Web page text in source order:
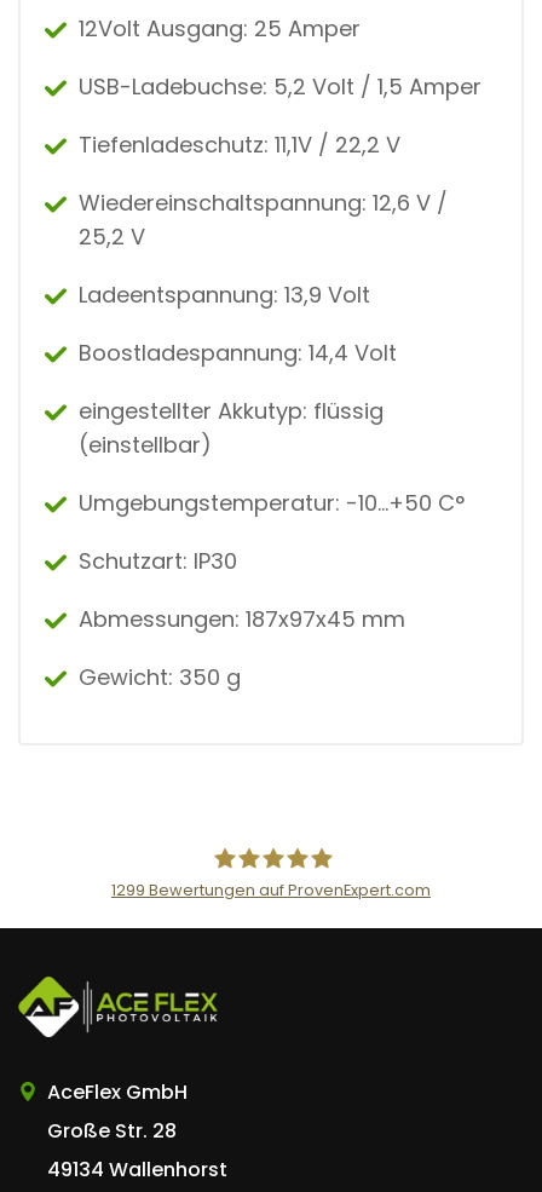
12Volt Ausgang: 25 Amper
USB-Ladebuchse: 5,2 Volt / 1,5 Amper
Tiefenladeschutz: 11,1V / 22,2 V
Wiedereinschaltspannung: 12,6 V /
25,2 V
Ladeentspannung: 13,9 Volt
Boostladespannung: 14,4 Volt
eingestellter Akkutyp: flüssig
(einstellbar)
Umgebungstemperatur: -10…+50 C°
Schutzart: IP30
Abmessungen: 187x97x45 mm
Gewicht: 350 g
AceFlex GmbH
1299 Bewertungen auf ProvenExpert.com
AceFlex GmbH
Große Str. 28
49134 Wallenhorst